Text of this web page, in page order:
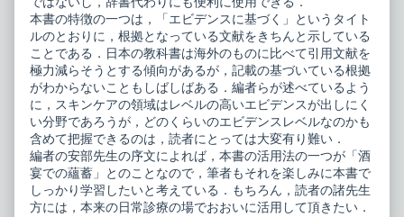
本書の特徴の一つは，「エビデンスに基づく」というタイト
ルのとおりに，根拠となっている文献をきちんと示している
ことである．日本の教科書は海外のものに比べて引用文献を
極力減らそうとする傾向があるが，記載の基づいている根拠
がわからないこともしばしばある．編者らが述べているよう
に，スキンケアの領域はレベルの高いエビデンスが出しにく
い分野であろうが，どのくらいのエビデンスレベルなのかも
含めて把握できるのは，読者にとっては大変有り難い．
編者の安部先生の序文によれば，本書の活用法の一つが「酒
宴での蘊蓄」とのことなので，筆者もそれを楽しみに本書で
しっかり学習したいと考えている．もちろん，読者の諸先生
方には，本来の日常診療の場でおおいに活用して頂きたい．